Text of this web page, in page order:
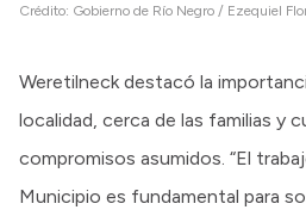
Crédito: Gobierno de Río Negro / Ezequiel
Weretilneck destacó la
localidad, cerca de las familias y
compromisos asumidos. “El
Municipio es fundamental para